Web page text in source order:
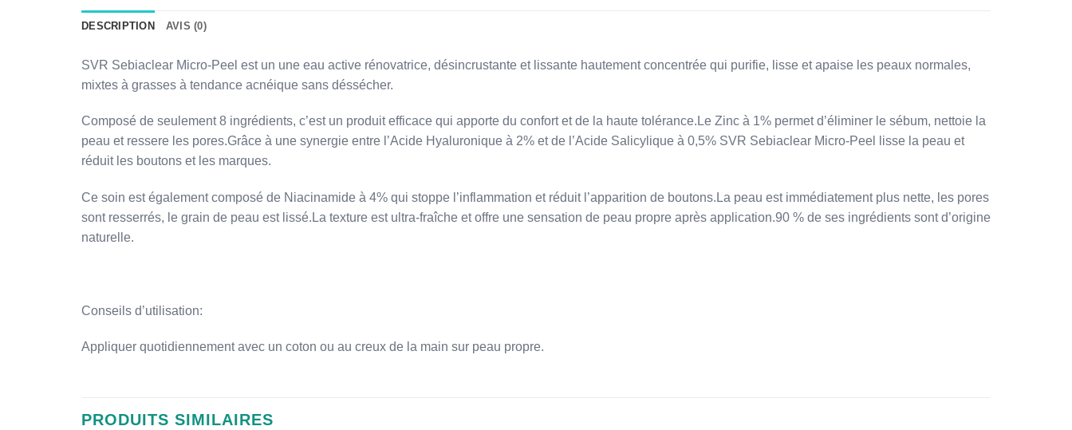
DESCRIPTION AVIS (0)
SVR Sebiaclear Micro-Peel est un une eau active rénovatrice, désincrustante et lissante hautement concentrée qui purifie, lisse et apaise les peaux normales,
mixtes à grasses à tendance acnéique sans déssécher.
Composé de seulement 8 ingrédients, c’est un produit efficace qui apporte du confort et de la haute tolérance.Le Zinc à 1% permet d’éliminer le sébum, nettoie la
peau et ressere les pores.Grâce à une synergie entre l’Acide Hyaluronique à 2% et de l’Acide Salicylique à 0,5% SVR Sebiaclear Micro-Peel lisse la peau et
réduit les boutons et les marques.
Ce soin est également composé de Niacinamide à 4% qui stoppe l’inflammation et réduit l’apparition de boutons.La peau est immédiatement plus nette, les pores
sont resserrés, le grain de peau est lissé.La texture est ultra-fraîche et offre une sensation de peau propre après application.90 % de ses ingrédients sont d’origine
naturelle.
Conseils d’utilisation:
Appliquer quotidiennement avec un coton ou au creux de la main sur peau propre.
PRODUITS SIMILAIRES